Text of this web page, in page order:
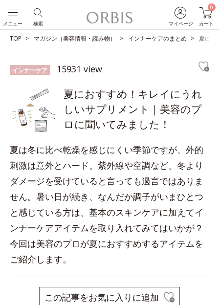
マイページ
0
カート
検索
メニュー
TOP マガジン（美容情報・読み物） インナーケアのまとめ 夏にお
インナーケア 15931 view
夏におすすめ！キレイにうれ
しいサプリメント｜美容のプ
ロに聞いてみました！
夏は冬に比べ乾燥を感じにくい季節ですが、外的
刺激は意外とハード。紫外線や空調など、冬より
ダメージを受けていると言っても過言ではありま
せん。暑い日が続き、なんだか調子がいまひとつ
と感じている方は、基本のスキンケアに加えてイ
ンナーケアアイテムを取り入れてみてはいかが？
今回は美容のプロが夏におすすめするアイテムを
ご紹介します。
この記事をお気に入りに追加